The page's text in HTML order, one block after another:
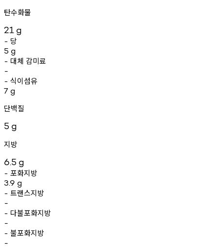
탄수화물
21 g
- 당
5 g
- 대체 감미료
-
- 식이섬유
7 g
단백질
5 g
지방
6.5 g
- 포화지방
3.9 g
- 트랜스지방
-
- 다불포화지방
-
- 불포화지방
-